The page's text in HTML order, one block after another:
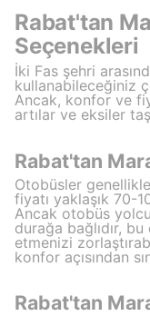
Rabat'tan
Seçenekleri
İki Fas şehri
kullanabileceğiniz
Ancak, konfor ve
artılar ve eksiler
Rabat'tan
Otobüsler
fiyatı yaklaşık 70-
Ancak otobüs
durağa bağlıdır,
etmenizi
konfor açısından
Rabat'tan